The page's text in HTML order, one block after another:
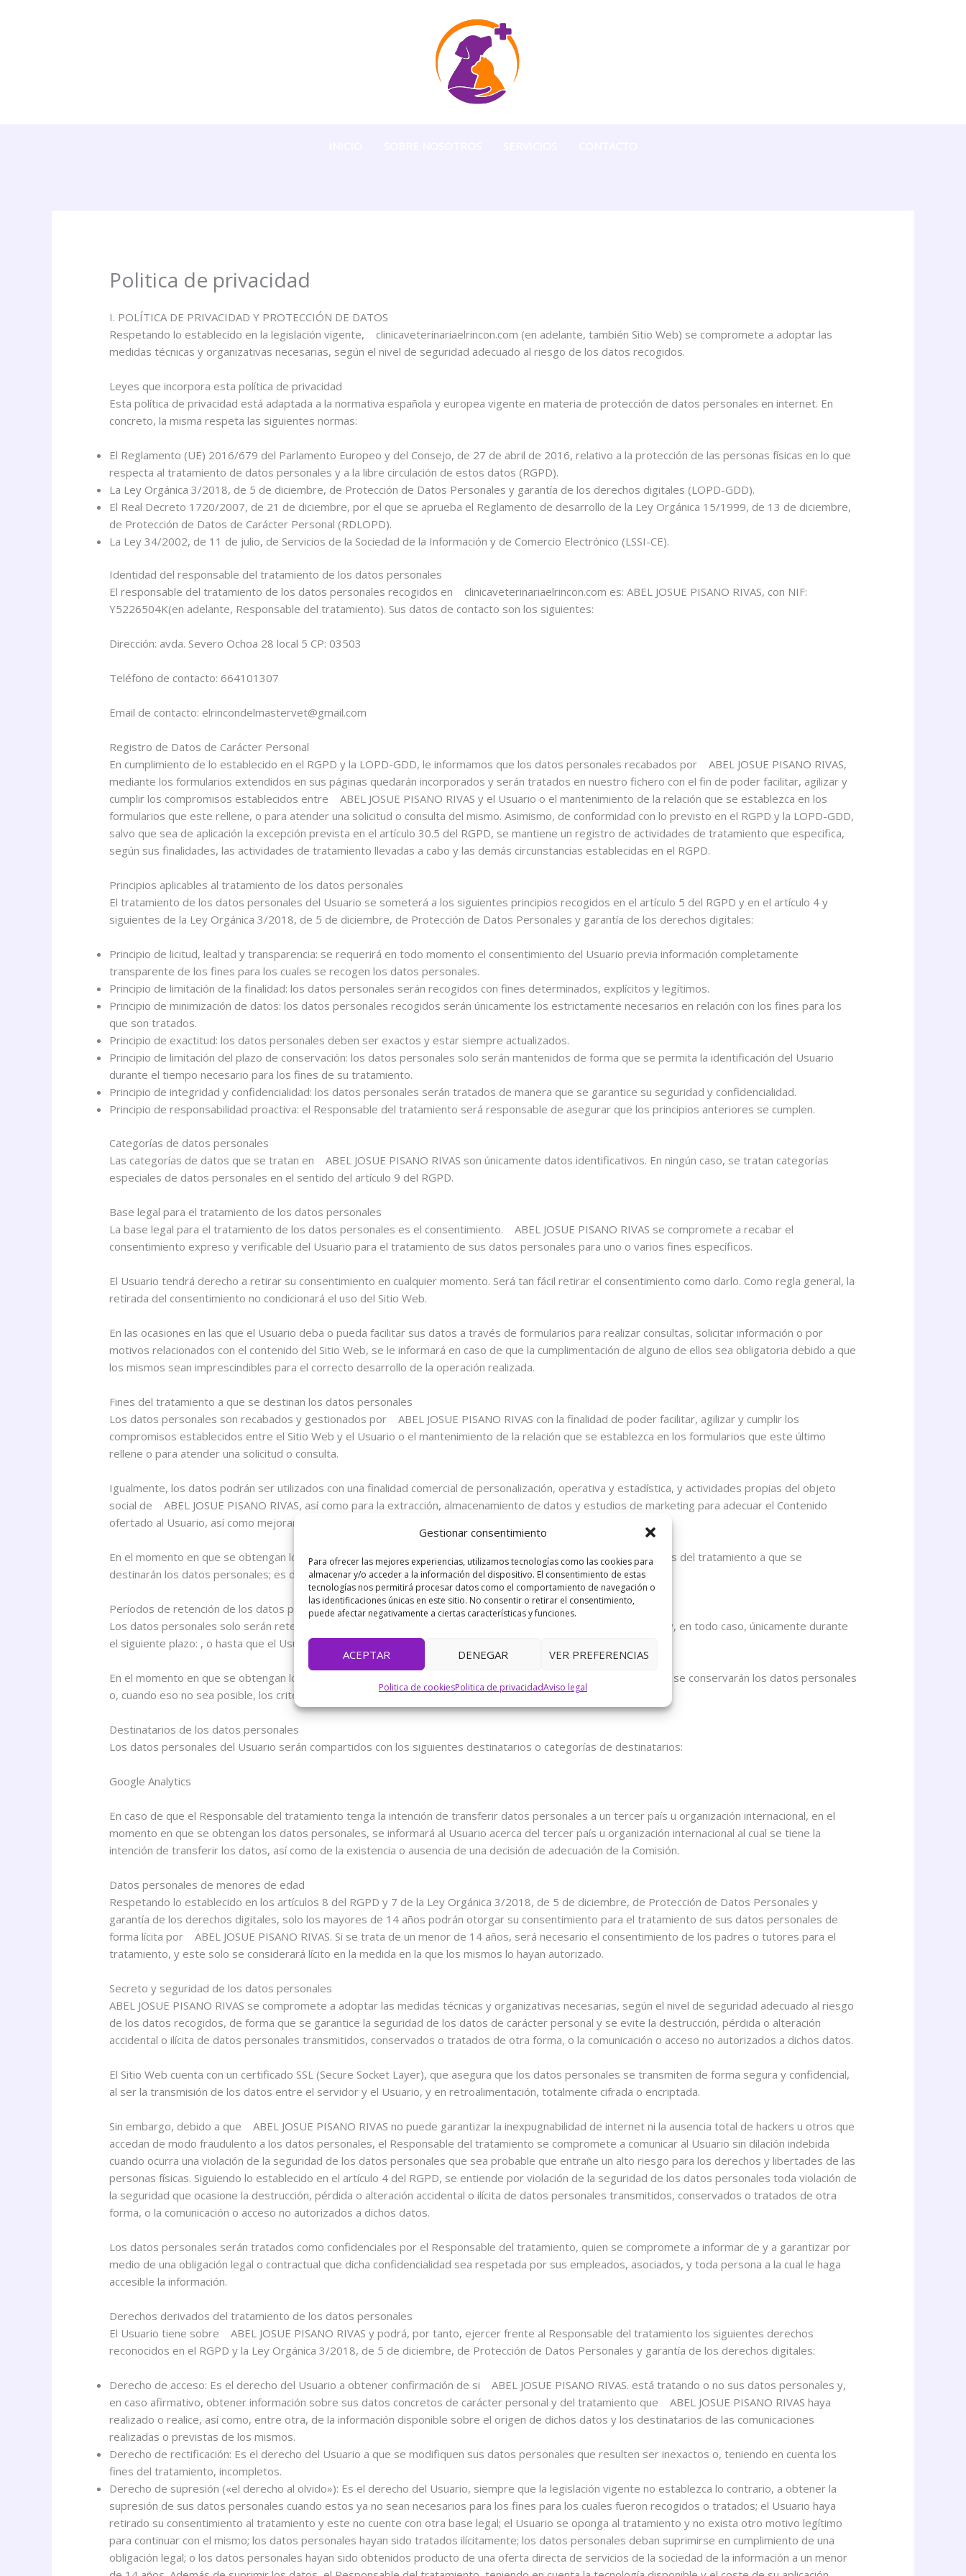
Gestionar consentimiento
Para ofrecer las mejores experiencias, utilizamos tecnologías como las cookies para
almacenar y/o acceder a la información del dispositivo. El consentimiento de estas
tecnologías nos permitirá procesar datos como el comportamiento de navegación o
las identificaciones únicas en este sitio. No consentir o retirar el consentimiento,
puede afectar negativamente a ciertas características y funciones.
ACEPTAR DENEGAR VER PREFERENCIAS
Politica de cookiesPolitica de privacidadAviso legal
Politica de privacidad
I. POLÍTICA DE PRIVACIDAD Y PROTECCIÓN DE DATOS
Respetando lo establecido en la legislación vigente, clinicaveterinariaelrincon.com (en adelante, también Sitio Web) se compromete a adoptar las
medidas técnicas y organizativas necesarias, según el nivel de seguridad adecuado al riesgo de los datos recogidos.
Leyes que incorpora esta política de privacidad
Esta política de privacidad está adaptada a la normativa española y europea vigente en materia de protección de datos personales en internet. En
concreto, la misma respeta las siguientes normas:
El Reglamento (UE) 2016/679 del Parlamento Europeo y del Consejo, de 27 de abril de 2016, relativo a la protección de las personas físicas en lo que
respecta al tratamiento de datos personales y a la libre circulación de estos datos (RGPD).
La Ley Orgánica 3/2018, de 5 de diciembre, de Protección de Datos Personales y garantía de los derechos digitales (LOPD-GDD).
El Real Decreto 1720/2007, de 21 de diciembre, por el que se aprueba el Reglamento de desarrollo de la Ley Orgánica 15/1999, de 13 de diciembre,
de Protección de Datos de Carácter Personal (RDLOPD).
La Ley 34/2002, de 11 de julio, de Servicios de la Sociedad de la Información y de Comercio Electrónico (LSSI-CE).
Identidad del responsable del tratamiento de los datos personales
El responsable del tratamiento de los datos personales recogidos en clinicaveterinariaelrincon.com es: ABEL JOSUE PISANO RIVAS, con NIF:
Y5226504K(en adelante, Responsable del tratamiento). Sus datos de contacto son los siguientes:
Dirección: avda. Severo Ochoa 28 local 5 CP: 03503
Teléfono de contacto: 664101307
Email de contacto: elrincondelmastervet@gmail.com
Registro de Datos de Carácter Personal
En cumplimiento de lo establecido en el RGPD y la LOPD-GDD, le informamos que los datos personales recabados por ABEL JOSUE PISANO RIVAS,
mediante los formularios extendidos en sus páginas quedarán incorporados y serán tratados en nuestro fichero con el fin de poder facilitar, agilizar y
cumplir los compromisos establecidos entre ABEL JOSUE PISANO RIVAS y el Usuario o el mantenimiento de la relación que se establezca en los
formularios que este rellene, o para atender una solicitud o consulta del mismo. Asimismo, de conformidad con lo previsto en el RGPD y la LOPD-GDD,
salvo que sea de aplicación la excepción prevista en el artículo 30.5 del RGPD, se mantiene un registro de actividades de tratamiento que especifica,
según sus finalidades, las actividades de tratamiento llevadas a cabo y las demás circunstancias establecidas en el RGPD.
Principios aplicables al tratamiento de los datos personales
El tratamiento de los datos personales del Usuario se someterá a los siguientes principios recogidos en el artículo 5 del RGPD y en el artículo 4 y
siguientes de la Ley Orgánica 3/2018, de 5 de diciembre, de Protección de Datos Personales y garantía de los derechos digitales:
Principio de licitud, lealtad y transparencia: se requerirá en todo momento el consentimiento del Usuario previa información completamente
transparente de los fines para los cuales se recogen los datos personales.
Principio de limitación de la finalidad: los datos personales serán recogidos con fines determinados, explícitos y legítimos.
Principio de minimización de datos: los datos personales recogidos serán únicamente los estrictamente necesarios en relación con los fines para los
que son tratados.
Principio de exactitud: los datos personales deben ser exactos y estar siempre actualizados.
Principio de limitación del plazo de conservación: los datos personales solo serán mantenidos de forma que se permita la identificación del Usuario
durante el tiempo necesario para los fines de su tratamiento.
Principio de integridad y confidencialidad: los datos personales serán tratados de manera que se garantice su seguridad y confidencialidad.
Principio de responsabilidad proactiva: el Responsable del tratamiento será responsable de asegurar que los principios anteriores se cumplen.
Categorías de datos personales
Las categorías de datos que se tratan en ABEL JOSUE PISANO RIVAS son únicamente datos identificativos. En ningún caso, se tratan categorías
especiales de datos personales en el sentido del artículo 9 del RGPD.
Base legal para el tratamiento de los datos personales
La base legal para el tratamiento de los datos personales es el consentimiento. ABEL JOSUE PISANO RIVAS se compromete a recabar el
consentimiento expreso y verificable del Usuario para el tratamiento de sus datos personales para uno o varios fines específicos.
El Usuario tendrá derecho a retirar su consentimiento en cualquier momento. Será tan fácil retirar el consentimiento como darlo. Como regla general, la
retirada del consentimiento no condicionará el uso del Sitio Web.
En las ocasiones en las que el Usuario deba o pueda facilitar sus datos a través de formularios para realizar consultas, solicitar información o por
motivos relacionados con el contenido del Sitio Web, se le informará en caso de que la cumplimentación de alguno de ellos sea obligatoria debido a que
los mismos sean imprescindibles para el correcto desarrollo de la operación realizada.
Fines del tratamiento a que se destinan los datos personales
Los datos personales son recabados y gestionados por ABEL JOSUE PISANO RIVAS con la finalidad de poder facilitar, agilizar y cumplir los
compromisos establecidos entre el Sitio Web y el Usuario o el mantenimiento de la relación que se establezca en los formularios que este último
rellene o para atender una solicitud o consulta.
Igualmente, los datos podrán ser utilizados con una finalidad comercial de personalización, operativa y estadística, y actividades propias del objeto
social de ABEL JOSUE PISANO RIVAS, así como para la extracción, almacenamiento de datos y estudios de marketing para adecuar el Contenido
ofertado al Usuario, así como mejorar la calidad, funcionamiento y navegación por el Sitio Web.
En el momento en que se obtengan los datos personales, se informará al Usuario acerca del fin o fines específicos del tratamiento a que se
destinarán los datos personales; es decir, del uso o usos que se dará a la información recopilada.
Períodos de retención de los datos personales
Los datos personales solo serán retenidos durante el tiempo mínimo necesario para los fines de su tratamiento y, en todo caso, únicamente durante
el siguiente plazo: , o hasta que el Usuario solicite su supresión.
En el momento en que se obtengan los datos personales, se informará al Usuario acerca del plazo durante el cual se conservarán los datos personales
o, cuando eso no sea posible, los criterios utilizados para determinar este plazo.
Destinatarios de los datos personales
Los datos personales del Usuario serán compartidos con los siguientes destinatarios o categorías de destinatarios:
Google Analytics
En caso de que el Responsable del tratamiento tenga la intención de transferir datos personales a un tercer país u organización internacional, en el
momento en que se obtengan los datos personales, se informará al Usuario acerca del tercer país u organización internacional al cual se tiene la
intención de transferir los datos, así como de la existencia o ausencia de una decisión de adecuación de la Comisión.
Datos personales de menores de edad
Respetando lo establecido en los artículos 8 del RGPD y 7 de la Ley Orgánica 3/2018, de 5 de diciembre, de Protección de Datos Personales y
garantía de los derechos digitales, solo los mayores de 14 años podrán otorgar su consentimiento para el tratamiento de sus datos personales de
forma lícita por ABEL JOSUE PISANO RIVAS. Si se trata de un menor de 14 años, será necesario el consentimiento de los padres o tutores para el
tratamiento, y este solo se considerará lícito en la medida en la que los mismos lo hayan autorizado.
Secreto y seguridad de los datos personales
ABEL JOSUE PISANO RIVAS se compromete a adoptar las medidas técnicas y organizativas necesarias, según el nivel de seguridad adecuado al riesgo
de los datos recogidos, de forma que se garantice la seguridad de los datos de carácter personal y se evite la destrucción, pérdida o alteración
accidental o ilícita de datos personales transmitidos, conservados o tratados de otra forma, o la comunicación o acceso no autorizados a dichos datos.
El Sitio Web cuenta con un certificado SSL (Secure Socket Layer), que asegura que los datos personales se transmiten de forma segura y confidencial,
al ser la transmisión de los datos entre el servidor y el Usuario, y en retroalimentación, totalmente cifrada o encriptada.
Sin embargo, debido a que ABEL JOSUE PISANO RIVAS no puede garantizar la inexpugnabilidad de internet ni la ausencia total de hackers u otros que
accedan de modo fraudulento a los datos personales, el Responsable del tratamiento se compromete a comunicar al Usuario sin dilación indebida
cuando ocurra una violación de la seguridad de los datos personales que sea probable que entrañe un alto riesgo para los derechos y libertades de las
personas físicas. Siguiendo lo establecido en el artículo 4 del RGPD, se entiende por violación de la seguridad de los datos personales toda violación de
la seguridad que ocasione la destrucción, pérdida o alteración accidental o ilícita de datos personales transmitidos, conservados o tratados de otra
forma, o la comunicación o acceso no autorizados a dichos datos.
Los datos personales serán tratados como confidenciales por el Responsable del tratamiento, quien se compromete a informar de y a garantizar por
medio de una obligación legal o contractual que dicha confidencialidad sea respetada por sus empleados, asociados, y toda persona a la cual le haga
accesible la información.
Derechos derivados del tratamiento de los datos personales
El Usuario tiene sobre ABEL JOSUE PISANO RIVAS y podrá, por tanto, ejercer frente al Responsable del tratamiento los siguientes derechos
reconocidos en el RGPD y la Ley Orgánica 3/2018, de 5 de diciembre, de Protección de Datos Personales y garantía de los derechos digitales:
Derecho de acceso: Es el derecho del Usuario a obtener confirmación de si ABEL JOSUE PISANO RIVAS. está tratando o no sus datos personales y,
en caso afirmativo, obtener información sobre sus datos concretos de carácter personal y del tratamiento que ABEL JOSUE PISANO RIVAS haya
realizado o realice, así como, entre otra, de la información disponible sobre el origen de dichos datos y los destinatarios de las comunicaciones
realizadas o previstas de los mismos.
Derecho de rectificación: Es el derecho del Usuario a que se modifiquen sus datos personales que resulten ser inexactos o, teniendo en cuenta los
fines del tratamiento, incompletos.
Derecho de supresión («el derecho al olvido»): Es el derecho del Usuario, siempre que la legislación vigente no establezca lo contrario, a obtener la
supresión de sus datos personales cuando estos ya no sean necesarios para los fines para los cuales fueron recogidos o tratados; el Usuario haya
retirado su consentimiento al tratamiento y este no cuente con otra base legal; el Usuario se oponga al tratamiento y no exista otro motivo legítimo
para continuar con el mismo; los datos personales hayan sido tratados ilícitamente; los datos personales deban suprimirse en cumplimiento de una
obligación legal; o los datos personales hayan sido obtenidos producto de una oferta directa de servicios de la sociedad de la información a un menor